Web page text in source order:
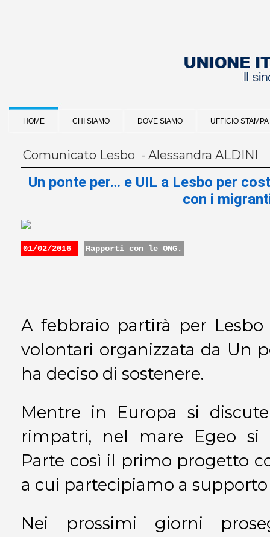
HOME CHI SIAMO DOVE SIAMO UFFICIO STAMPA
Comunicato Lesbo - Alessandra ALDINI
Un ponte per… e UIL a Lesbo per
con i
01/02/2016 Rapporti con le ONG.
A febbraio partirà per
volontari organizzata da Un
ha deciso di sostenere.
Mentre in Europa si
rimpatri, nel mare Egeo si
Parte così il primo progetto
a cui partecipiamo a supporto
Nei prossimi giorni